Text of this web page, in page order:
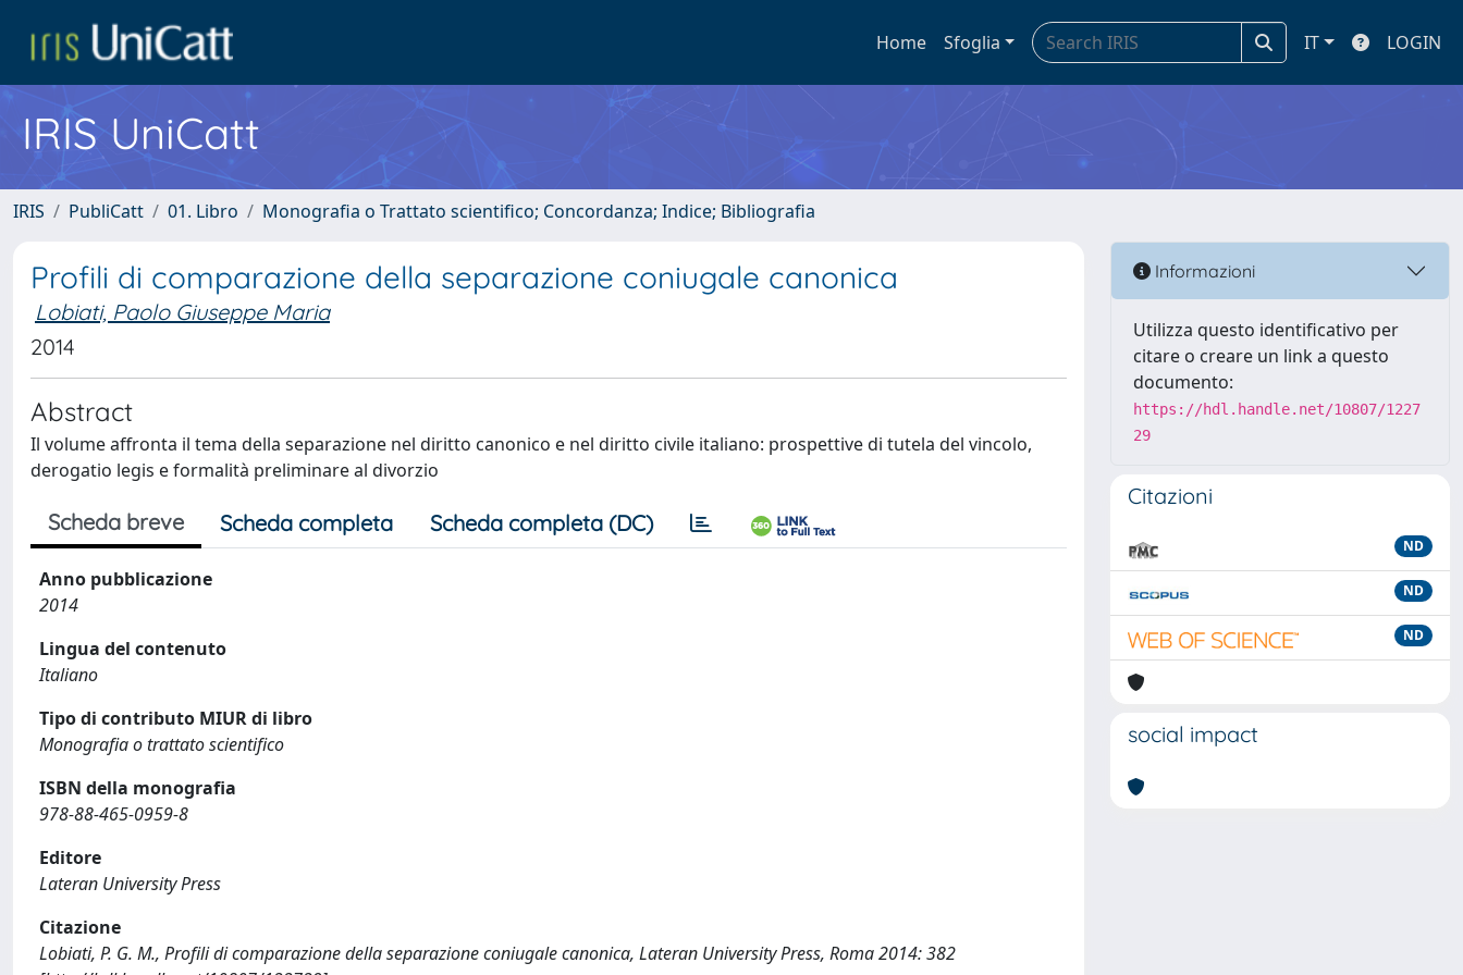
Home Sfoglia IT LOGIN
IRIS UniCatt
IRIS PubliCatt 01. Libro Monografia o Trattato scientifico; Concordanza; Indice; Bibliografia
Profili di comparazione della separazione coniugale canonica
Lobiati, Paolo Giuseppe Maria
2014
Abstract
Il volume affronta il tema della separazione nel diritto canonico e nel diritto civile italiano: prospettive di tutela del vincolo,
derogatio legis e formalità preliminare al divorzio
Scheda breve Scheda completa Scheda completa (DC)
Anno pubblicazione
2014
Lingua del contenuto
Italiano
Tipo di contributo MIUR di libro
Monografia o trattato scientifico
ISBN della monografia
978-88-465-0959-8
Editore
Lateran University Press
Citazione
Lobiati, P. G. M., Profili di comparazione della separazione coniugale canonica, Lateran University Press, Roma 2014: 382
Informazioni
Utilizza questo identificativo per
citare o creare un link a questo
documento:
https://hdl.handle.net/10807/1227
29
Citazioni
ND
ND
ND
social impact